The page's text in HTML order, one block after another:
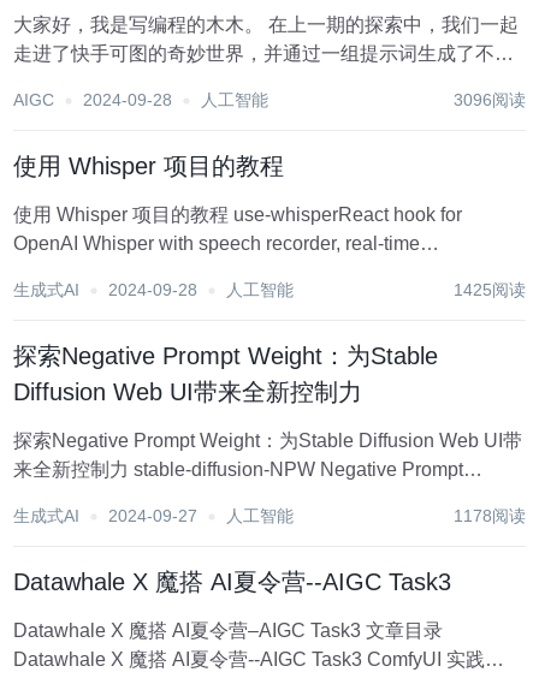
大家好，我是写编程的木木。 在上一期的探索中，我们一起
走进了快手可图的奇妙世界，并通过一组提示词生成了不错
件夹的作用感到好奇。今天，我们将深入探讨ComfyUI的目
AIGC 2024-09-28 人工智能 3096阅读
使用 Whisper 项目的教程
使用 Whisper 项目的教程 use-whisperReact hook for
OpenAI Whisper with speech recorder, real-time
生成式AI 2024-09-28 人工智能 1425阅读
探索Negative Prompt Weight：为Stable
Diffusion Web UI带来全新控制力
探索Negative Prompt Weight：为Stable Diffusion Web UI带
来全新控制力 stable-diffusion-NPW Negative Prompt
生成式AI 2024-09-27 人工智能 1178阅读
Datawhale X 魔搭 AI夏令营--AIGC Task3
Datawhale X 魔搭 AI夏令营–AIGC Task3 文章目录
Datawhale X 魔搭 AI夏令营--AIGC Task3 ComfyUI 实践